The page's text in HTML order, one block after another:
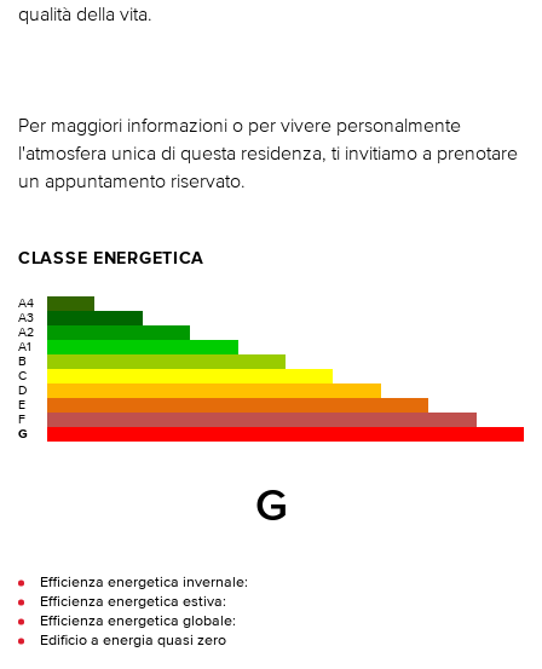
qualità della vita.
Per maggiori informazioni o per vivere personalmente
l'atmosfera unica di questa residenza, ti invitiamo a prenotare
un appuntamento riservato.
CLASSE ENERGETICA
A4
A3
A2
A1
B
C
D
E
F
G
G
Efficienza energetica invernale:
Efficienza energetica estiva:
Efficienza energetica globale:
Edificio a energia quasi zero